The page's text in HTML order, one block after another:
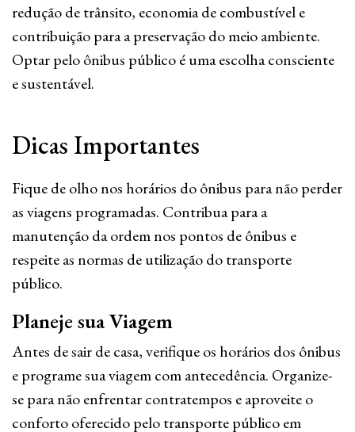
redução de trânsito, economia de combustível e
contribuição para a preservação do meio ambiente.
Optar pelo ônibus público é uma escolha consciente
e sustentável.
Dicas Importantes
Fique de olho nos horários do ônibus para não perder
as viagens programadas. Contribua para a
manutenção da ordem nos pontos de ônibus e
respeite as normas de utilização do transporte
público.
Planeje sua Viagem
Antes de sair de casa, verifique os horários dos ônibus
e programe sua viagem com antecedência. Organize-
se para não enfrentar contratempos e aproveite o
conforto oferecido pelo transporte público em